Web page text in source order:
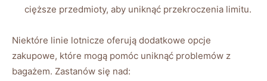
cięższe przedmioty, aby uniknąć przekroczenia limitu.
Niektóre linie lotnicze oferują dodatkowe opcje
zakupowe, które mogą pomóc uniknąć problemów z
bagażem. Zastanów się nad: